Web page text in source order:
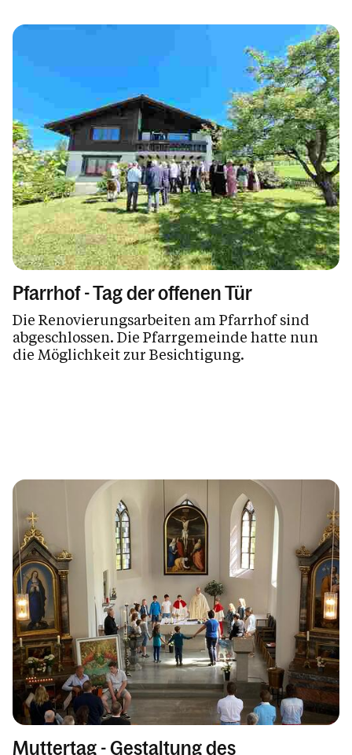
Pfarrhof - Tag der offenen Tür
Die Renovierungsarbeiten am Pfarrhof sind
abgeschlossen. Die Pfarrgemeinde hatte nun
die Möglichkeit zur Besichtigung.
Muttertag - Gestaltung des